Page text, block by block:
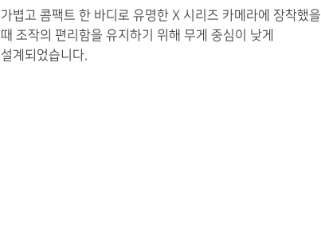
가볍고 콤팩트 한 바디로 유명한 X 시리즈 카메라에 장착했을
때 조작의 편리함을 유지하기 위해 무게 중심이 낮게
설계되었습니다.